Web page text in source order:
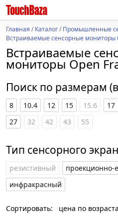
Главная /Каталог/Промышленные
Встраиваемые сенсорные мониторы
Встраиваемые
мониторы Open
Поиск по размерам
8 10.4 12 15 15.6 17
27
32 42 43 55
Тип сенсорного
резистивный проекционно-
инфракрасный
Сортировать: цена по